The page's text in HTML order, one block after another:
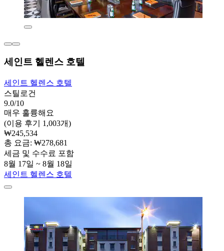
세인트 헬렌스 호텔
세인트 헬렌스 호텔
스틸로건
9.0/10
매우 훌륭해요
(이용 후기 1,003개)
₩245,534
총 요금: ₩278,681
세금 및 수수료 포함
8월 17일 ~ 8월 18일
세인트 헬렌스 호텔